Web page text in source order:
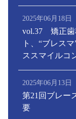
2025年06月18日
vol.37 矯正歯
ト、“ブレス
ススマイルコ
2025年06月13日
第21回ブレー
要